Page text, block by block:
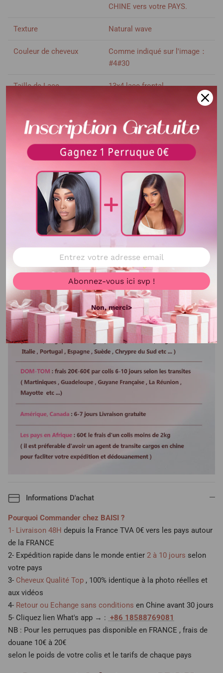
CHINE vers votre PAYS.
Texture Natural wave
Couleur de cheveux
Comme indiqué sur l'image：
#4#30
Taille de Lace 13x4 lace frontal
Longueur 16-32 pouces
Délai d'utilisation Plus de 3 ans
Couleur de dentelle Dentelle transparent
Bandes élastique Ajustable
Colorable ou décolorable
Informations D'achat
Pourquoi Commander chez BAISI ?
1- Livraison 48H depuis la France TVA 0€ vers les pays autour
de la FRANCE
2- Expédition rapide dans le monde entier 2 à 10 jours selon
votre pays
3- Cheveux Qualité Top , 100% identique à la photo réelles et
aux vidéos
4- Retour ou Echange sans conditions en Chine avant 30 jours
5- Cliquez lien What's app → : +86 18588769081
NB : Pour les perruques pas disponible en FRANCE , frais de
douane 10€ à 20€
selon le poids de votre colis et le tarifs de chaque pays
Abonnez-vous ici svp !
Non, merci>